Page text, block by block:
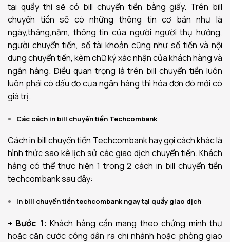
tại quầy thì sẽ có bill chuyển tiền bằng giấy. Trên bill
chuyển tiền sẽ có những thông tin cơ bản như là
ngày,tháng,năm, thông tin của người người thụ hưởng,
người chuyển tiền, số tài khoản cũng như số tiền và nội
dung chuyển tiền, kèm chữ ký xác nhận của khách hàng và
ngân hàng. Điều quan trọng là trên bill chuyển tiền luôn
luôn phải có dấu đỏ của ngân hàng thì hóa đơn đó mới có
giá trị.
Các cách in bill chuyển tiền Techcombank
Cách in bill chuyển tiền Techcombank hay gọi cách khác là
hình thức sao kê lịch sử các giao dịch chuyển tiền. Khách
hàng có thể thực hiện 1 trong 2 cách in bill chuyển tiền
techcombank sau đây:
In bill chuyển tiền techcombank ngay tại quầy giao dịch
+ Bước 1:Khách hàng cần mang theo chứng minh thư
hoặc căn cước công dân ra chi nhánh hoặc phòng giao